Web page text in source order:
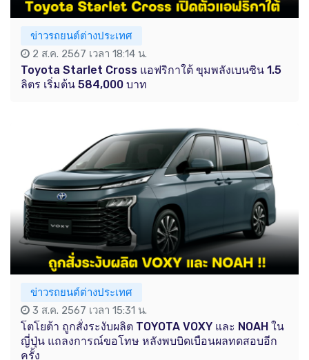
ข่าวรถยนต์ต่างประเทศ
2 ส.ค. 2567 เวลา 18:14 น.
Toyota Starlet Cross แอฟริกาใต้ ขุมพลังเบนซิน 1.5
ลิตร เริ่มต้น 584,000 บาท
ข่าวรถยนต์ต่างประเทศ
3 ส.ค. 2567 เวลา 15:31 น.
โตโยต้า ถูกสั่งระงับผลิต TOYOTA VOXY และ NOAH ใน
ญี่ปุ่น แถลงการณ์ขอโทษ หลังพบบิดเบือนผลทดสอบอีก
ครั้ง